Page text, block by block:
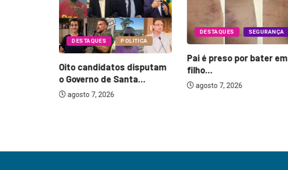
DESTAQUES POLITICA
Oito candidatos disputam
o Governo de Santa...
agosto 7, 2026
DESTAQUES SEGURANÇA
Pai é preso por bater em
filho...
agosto 7, 2026